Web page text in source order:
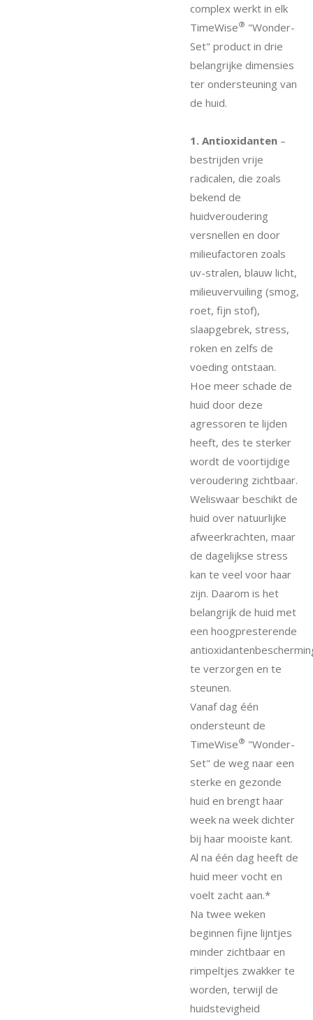
complex werkt in elk
TimeWise® "Wonder-
Set" product in drie
belangrijke dimensies
ter ondersteuning van
de huid.
1. Antioxidanten–
bestrijden vrije
radicalen, die zoals
bekend de
huidveroudering
versnellen en door
milieufactoren zoals
uv-stralen, blauw licht,
milieuvervuiling (smog,
roet, fijn stof),
slaapgebrek, stress,
roken en zelfs de
voeding ontstaan.
Hoe meer schade de
huid door deze
agressoren te lijden
heeft, des te sterker
wordt de voortijdige
veroudering zichtbaar.
Weliswaar beschikt de
huid over natuurlijke
afweerkrachten, maar
de dagelijkse stress
kan te veel voor haar
zijn. Daarom is het
belangrijk de huid met
een hoogpresterende
te verzorgen en te
steunen.
Vanaf dag één
ondersteunt de
TimeWise® "Wonder-
Set" de weg naar een
sterke en gezonde
huid en brengt haar
week na week dichter
bij haar mooiste kant.
Al na één dag heeft de
huid meer vocht en
voelt zacht aan.*
Na twee weken
beginnen fijne lijntjes
minder zichtbaar en
rimpeltjes zwakker te
worden, terwijl de
huidstevigheid